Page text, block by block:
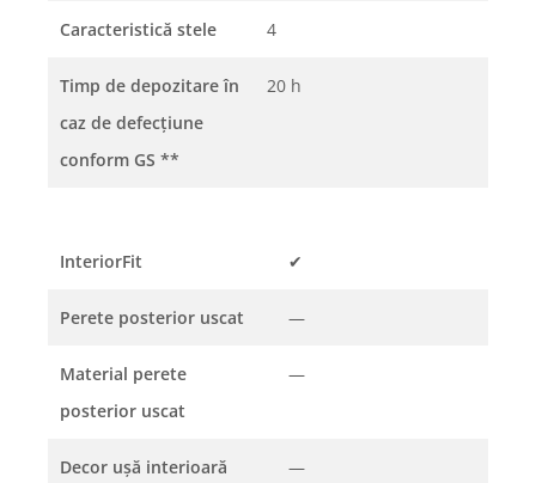
Caracteristică stele 4
Timp de depozitare în
caz de defecțiune
conform GS **
20 h
InteriorFit ✔
Perete posterior uscat —
Material perete
posterior uscat
—
Decor uşă interioară —